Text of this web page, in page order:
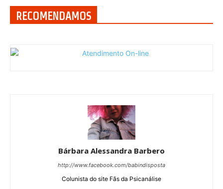
RECOMENDAMOS
Bárbara Alessandra Barbero
http://www.facebook.com/babindisposta
Colunista do site Fãs da Psicanálise